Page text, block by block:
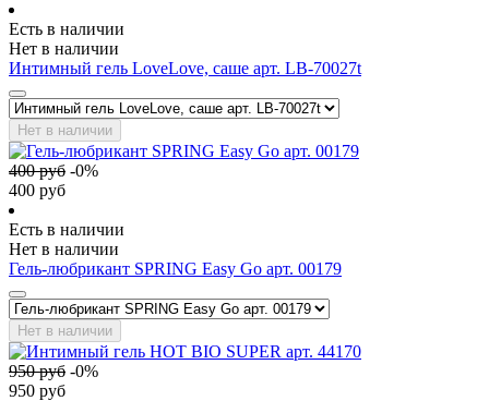
Есть в наличии
Нет в наличии
Интимный гель LoveLove, саше арт. LB-70027t
Нет в наличии
400руб -0%
400 руб
Есть в наличии
Нет в наличии
Гель-любрикант SPRING Easy Go арт. 00179
Нет в наличии
950руб -0%
950 руб